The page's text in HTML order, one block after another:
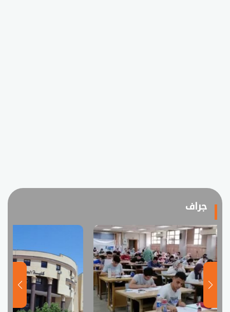
جراف